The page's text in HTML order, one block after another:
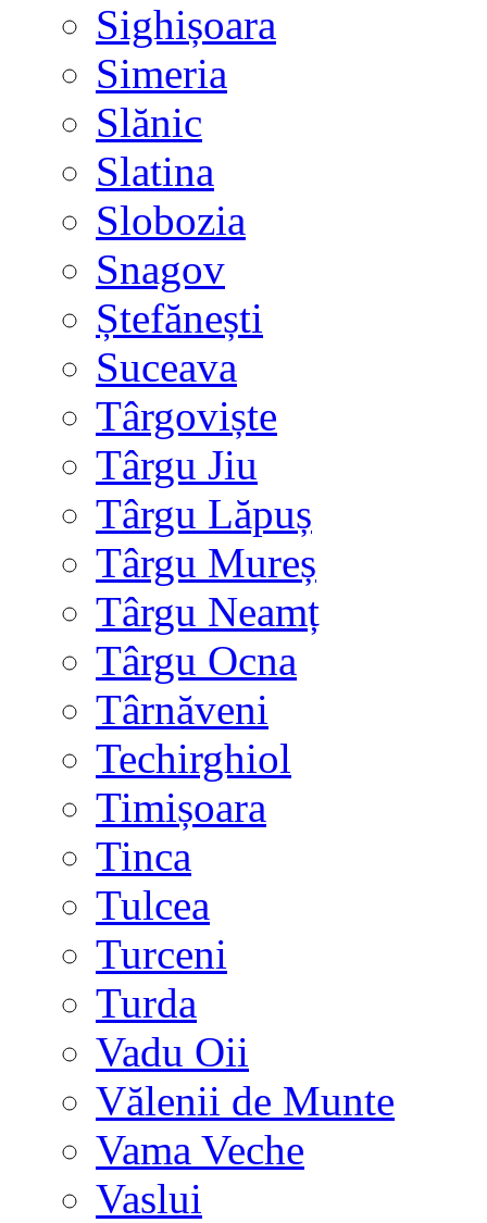
Sighișoara
Simeria
Slănic
Slatina
Slobozia
Snagov
Ștefănești
Suceava
Târgoviște
Târgu Jiu
Târgu Lăpuș
Târgu Mureș
Târgu Neamț
Târgu Ocna
Târnăveni
Techirghiol
Timișoara
Tinca
Tulcea
Turceni
Turda
Vadu Oii
Vălenii de Munte
Vama Veche
Vaslui